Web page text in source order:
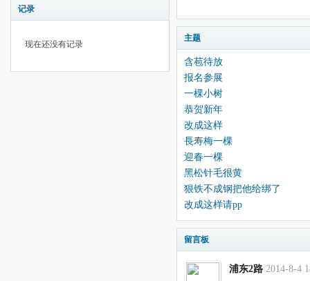
记录
现在还没有记录
主题
含苞待放
报名参展
一棵小树
恭贺新年
改成这样
長寿梅一棵
迎春一棵
黑松针毛很黄
狠铁不成钢把他给绑了
改成这样请pp
留言板
浦东2路 2014-8-4